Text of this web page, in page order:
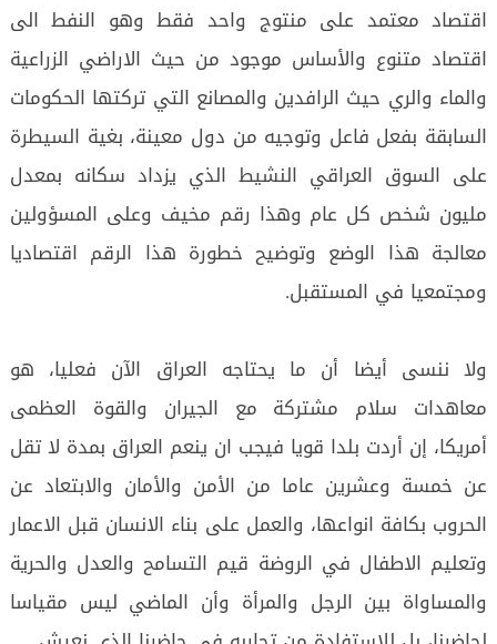
اقتصاد معتمد على منتوج واحد فقط وهو النفط الى
اقتصاد متنوع والأساس موجود من حيث الاراضي الزراعية
والماء والري حيث الرافدين والمصانع التي تركتها الحكومات
السابقة بفعل فاعل وتوجيه من دول معينة، بغية السيطرة
على السوق العراقي النشيط الذي يزداد سكانه بمعدل
مليون شخص كل عام وهذا رقم مخيف وعلى المسؤولين
معالجة هذا الوضع وتوضيح خطورة هذا الرقم اقتصاديا
ومجتمعيا في المستقبل.
ولا ننسى أيضا أن ما يحتاجه العراق الآن فعليا، هو
معاهدات سلام مشتركة مع الجيران والقوة العظمى
أمريكا، إن أردت بلدا قويا فيجب ان ينعم العراق بمدة لا تقل
عن خمسة وعشرين عاما من الأمن والأمان والابتعاد عن
الحروب بكافة انواعها، والعمل على بناء الانسان قبل الاعمار
وتعليم الاطفال في الروضة قيم التسامح والعدل والحرية
والمساواة بين الرجل والمرأة وأن الماضي ليس مقياسا